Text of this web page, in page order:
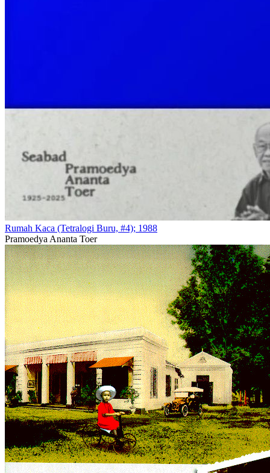
Rumah Kaca (Tetralogi Buru, #4); 1988
Pramoedya Ananta Toer